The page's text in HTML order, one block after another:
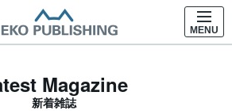
MENU
Magazine
新着雑誌